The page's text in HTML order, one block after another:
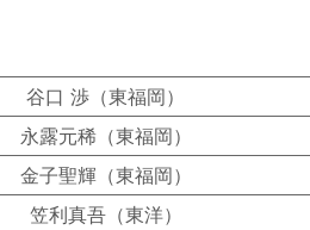
谷口 渉（東福岡）
永露元稀（東福岡）
金子聖輝（東福岡）
笠利真吾（東洋）